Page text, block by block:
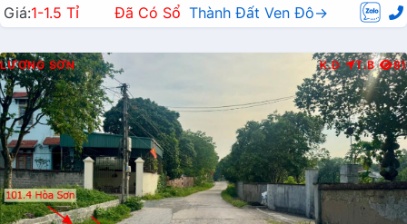
Giá:1-1.5 Tỉ Đã Có Sổ Thành Đất Ven Đô→
LƯƠNG SƠN K.D T.B 81